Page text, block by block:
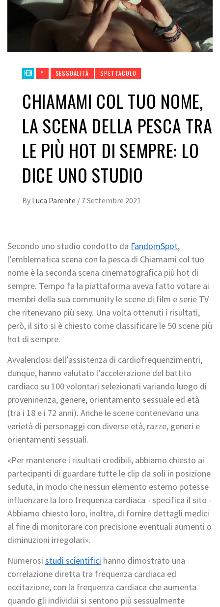
* SESSUALITÀ SPETTACOLO
CHIAMAMI COL TUO NOME,
LA SCENA DELLA PESCA TRA
LE PIÙ HOT DI SEMPRE: LO
DICE UNO STUDIO
By Luca Parente / 7 Settembre 2021
Secondo uno studio condotto da FandomSpot,
l’emblematica scena con la pesca di Chiamami col tuo
nome è la seconda scena cinematografica più hot di
sempre. Tempo fa la piattaforma aveva fatto votare ai
membri della sua community le scene di film e serie TV
che ritenevano più sexy. Una volta ottenuti i risultati,
però, il sito si è chiesto come classificare le 50 scene più
hot di sempre.
Avvalendosi dell’assistenza di cardiofrequenzimentri,
dunque, hanno valutato l’accelerazione del battito
cardiaco su 100 volontari selezionati variando luogo di
proveninenza, genere, orientamento sessuale ed età
(tra i 18 e i 72 anni). Anche le scene contenevano una
varietà di personaggi con diverse età, razze, generi e
orientamenti sessuali.
«Per mantenere i risultati credibili, abbiamo chiesto ai
partecipanti di guardare tutte le clip da soli in posizione
seduta, in modo che nessun elemento esterno potesse
influenzare la loro frequenza cardiaca - specifica il sito -
Abbiamo chiesto loro, inoltre, di fornire dettagli medici
al fine di monitorare con precisione eventuali aumenti o
diminuzioni irregolari».
Numerosi studi scientifici hanno dimostrato una
correlazione diretta tra frequenza cardiaca ed
eccitazione, con la frequenza cardiaca che aumenta
quando gli individui si sentono più sessualmente